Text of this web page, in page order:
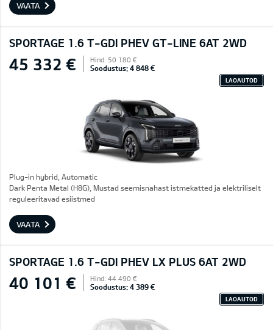
VAATA
SPORTAGE 1.6 T-GDI PHEV GT-LINE 6AT 2WD
45 332 € Hind: 50 180 €
Soodustus: 4 848 €
LAOAUTOD
Plug-in hybrid, Automatic
Dark Penta Metal (H8G), Mustad seemisnahast istmekatted ja elektriliselt
reguleeritavad esiistmed
VAATA
SPORTAGE 1.6 T-GDI PHEV LX PLUS 6AT 2WD
40 101 € Hind: 44 490 €
Soodustus: 4 389 €
LAOAUTOD